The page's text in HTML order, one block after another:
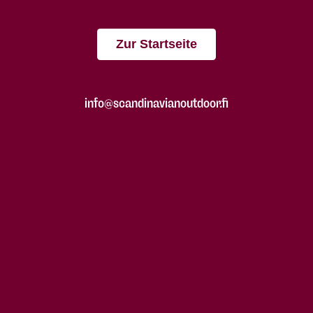
Zur Startseite
info@scandinavianoutdoor.fi